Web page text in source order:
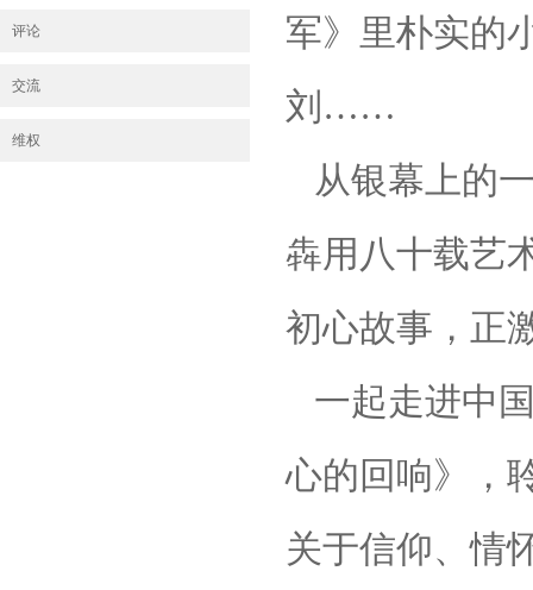
评论
交流
维权
军》里朴实的
刘……
从银幕上的
犇用八十载艺
初心故事， 正
一起走进中
心的回响》，
关于信仰、情